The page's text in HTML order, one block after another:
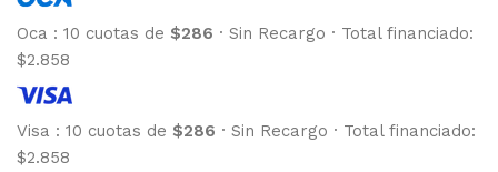
Oca : 10 cuotas de $286 · Sin Recargo · Total financiado:
$2.858
Visa : 10 cuotas de $286 · Sin Recargo · Total financiado:
$2.858